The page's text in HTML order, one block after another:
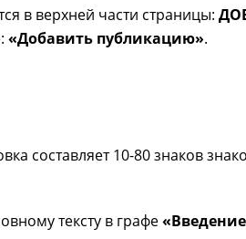
в верхней части страницы:
«Добавить публикацию».
составляет 10-80 знаков
тексту в графе